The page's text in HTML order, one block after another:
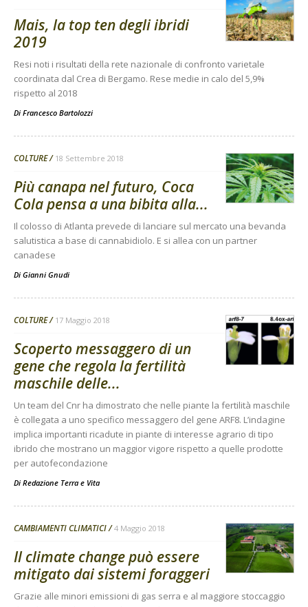
Mais, la top ten degli ibridi
2019
Resi noti i risultati della rete nazionale di confronto varietale
coordinata dal Crea di Bergamo. Rese medie in calo del 5,9%
rispetto al 2018
Di Francesco Bartolozzi
COLTURE 18 Settembre 2018
Più canapa nel futuro, Coca
Cola pensa a una bibita alla...
Il colosso di Atlanta prevede di lanciare sul mercato una bevanda
salutistica a base di cannabidiolo. E si allea con un partner
canadese
Di Gianni Gnudi
COLTURE 17 Maggio 2018
Scoperto messaggero di un
gene che regola la fertilità
maschile delle...
Un team del Cnr ha dimostrato che nelle piante la fertilità maschile
è collegata a uno specifico messaggero del gene ARF8. L’indagine
implica importanti ricadute in piante di interesse agrario di tipo
ibrido che mostrano un maggior vigore rispetto a quelle prodotte
per autofecondazione
Di Redazione Terra e Vita
CAMBIAMENTI CLIMATICI 4 Maggio 2018
Il climate change può essere
mitigato dai sistemi foraggeri
Grazie alle minori emissioni di gas serra e al maggiore stoccaggio